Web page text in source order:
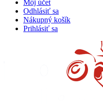
Môj účet
Odhlásiť sa
Nákupný košík
Prihlásiť sa